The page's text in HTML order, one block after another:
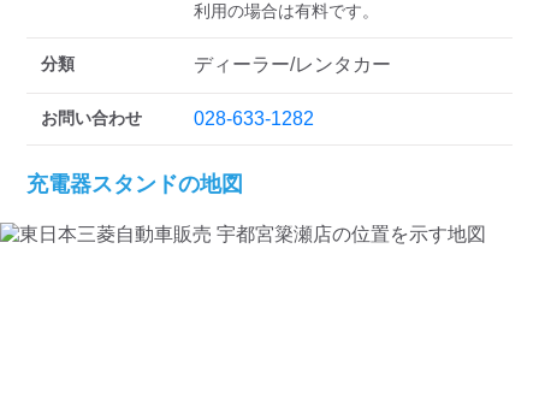
検索する
分類 ディーラー/レンタカー
お問い合わせ 028-633-1282
充電器スタンドの地図